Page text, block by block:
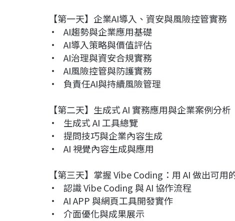
【第一天】企業AI導入、資安與風險控管實務
• AI趨勢與企業應用基礎
• AI導入策略與價值評估
• AI治理與資安合規實務
• AI風險控管與防護實務
• 負責任AI與持續風險管理
【第二天】生成式 AI 實務應用與企業案例分析
• 生成式 AI 工具總覽
• 提問技巧與企業內容生成
• AI 視覺內容生成與應用
【第三天】掌握 Vibe Coding：用 AI 做出可用
• 認識 Vibe Coding 與 AI 協作流程
• AI APP 與網頁工具開發實作
• 介面優化與成果展示